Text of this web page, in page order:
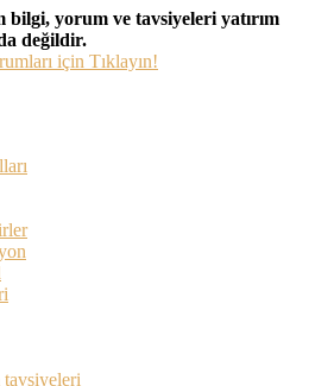
bilgi, yorum ve tavsiyeleri yatırım
değildir.
için Tıklayın!
tavsiyeleri